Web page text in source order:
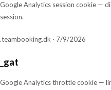
Google Analytics session cookie —
session.
.teambooking.dk · 7/9/2026
_gat
Google Analytics throttle cookie —